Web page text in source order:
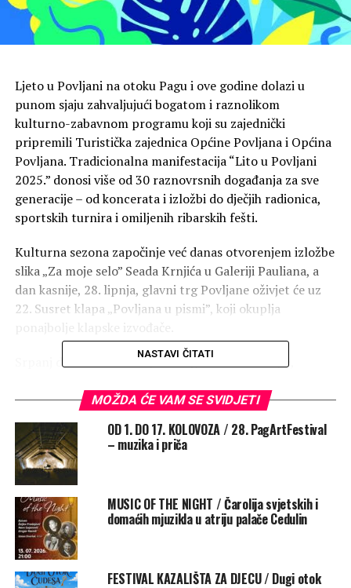
Ljeto u Povljani na otoku Pagu i ove godine dolazi u
punom sjaju zahvaljujući bogatom i raznolikom
kulturno-zabavnom programu koji su zajednički
pripremili Turistička zajednica Općine Povljana i Općina
Povljana. Tradicionalna manifestacija “Lito u Povljani
2025.” donosi više od 30 raznovrsnih događanja za sve
generacije – od koncerata i izložbi do dječjih radionica,
sportskih turnira i omiljenih ribarskih fešti.
Kulturna sezona započinje već danas otvorenjem izložbe
slika „Za moje selo” Seada Krnjića u Galeriji Pauliana, a
dan kasnije, 28. lipnja, glavni trg Povljane oživjet će uz
22. Susret klapa „Povljana u pismi”, koji okuplja
Srpanj donosi vrhunac ljeta uz glazbene nastupe,
koncerti Musica Mediterana, grupe Kings Band i
legendarnog Aerodroma s Juricom Pađenom. Najmlađe
će razveseliti kreativne radionice “Škatulica priča”, dok
će zaljubljenici u umjetnost uživati u radovima Anje
Prtorić i Mirele Moharić. Sportski duh oživjet će teniski
turnir powered by Stella Artois i Memorijalni
malonogometni turnir MAM, a kraj mjeseca obilježit će
nastupi Dalmatina te Kuzme & Shaka Zulua.
NASTAVI ČITATI
MOŽDA ĆE VAM SE SVIDJETI
OD 1. DO 17. KOLOVOZA / 28. PagArtFestival
– muzika i priča
MUSIC OF THE NIGHT / Čarolija svjetskih i
domaćih mjuzikla u atriju palače Cedulin
FESTIVAL KAZALIŠTA ZA DJECU / Dugi otok